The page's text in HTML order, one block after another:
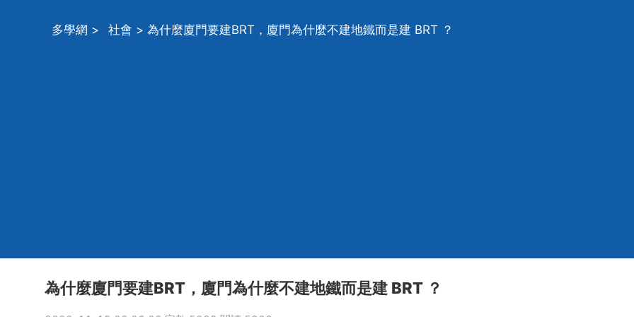
多學網 > 社會 > 為什麼廈門要建BRT，廈門為什麼不建地鐵而是建 BRT ？
為什麼廈門要建BRT，廈門為什麼不建地鐵而是建 BRT ？